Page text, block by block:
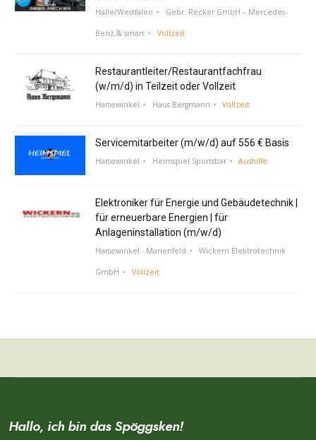
Halle/Westfalen Gebr. Recker GmbH – Mercedes-
Benz & smart Vollzeit
Restaurantleiter/Restaurantfachfrau
(w/m/d) in Teilzeit oder Vollzeit
Harsewinkel Haus Bergmann Vollzeit
Servicemitarbeiter (m/w/d) auf 556 € Basis
Harsewinkel Heimspiel Sportsbar Aushilfe
Elektroniker für Energie und Gebäudetechnik |
für erneuerbare Energien | für
Anlageninstallation (m/w/d)
Harsewinkel - Marienfeld Wickern Elektrotechnik
GmbH Vollzeit
Hallo, ich bin das Spöggsken!